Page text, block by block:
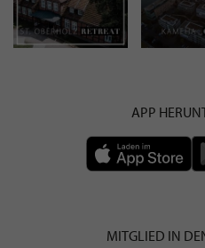
APP
MITGLIED IN